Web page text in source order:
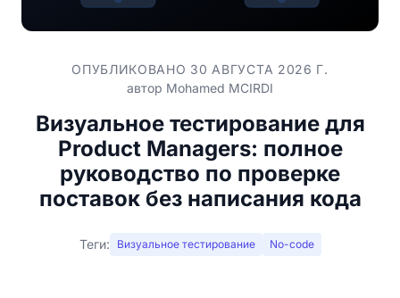
ОПУБЛИКОВАНО 30 АВГУСТА 2026 Г.
автор Mohamed MCIRDI
Визуальное тестирование для
Product Managers: полное
руководство по проверке
поставок без написания кода
Теги: Визуальное тестирование No-code